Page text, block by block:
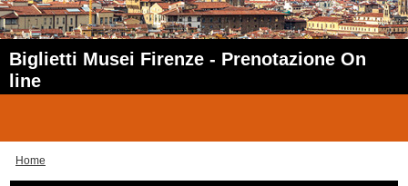
Biglietti Musei Firenze - Prenotazione On
line
Home